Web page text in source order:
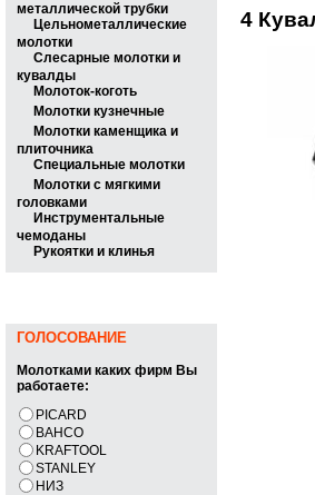
металлической трубки
Цельнометаллические
молотки
Слесарные молотки и
кувалды
Молоток-коготь
Молотки кузнечные
Молотки каменщика и
плиточника
Специальные молотки
Молотки с мягкими
головками
Инструментальные
чемоданы
Рукоятки и клинья
ГОЛОСОВАНИЕ
Молотками каких фирм Вы
работаете:
PICARD
BAHCO
KRAFTOOL
STANLEY
НИЗ
4